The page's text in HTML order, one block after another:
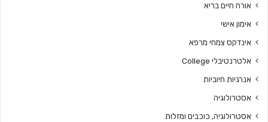
אורח חיים בריא
אימון אישי
אינדקס צמחי מרפא
אלטרנטיבלי College
אנרגיות חיוביות
אסטרולוגיה
אסטרולוגיה, כוכבים ומזלות